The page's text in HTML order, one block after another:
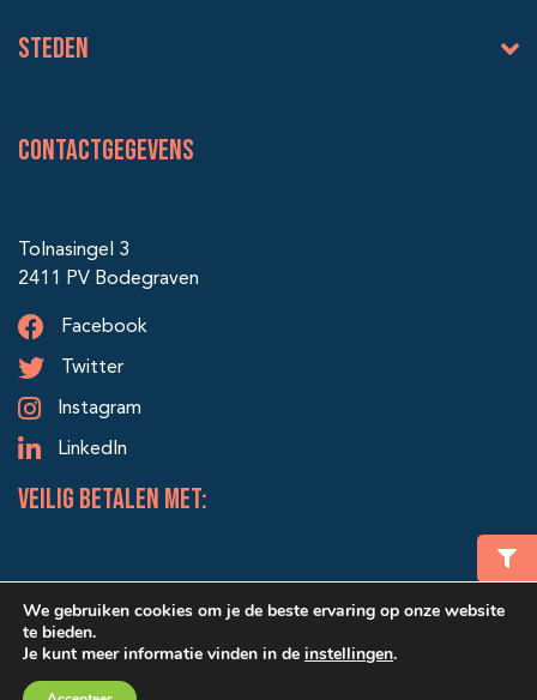
Steden
Contactgegevens
Tolnasingel 3
2411 PV Bodegraven
Facebook
Twitter
Instagram
LinkedIn
veilig betalen met:
© 2026 Alle rechten voorbehouden | Ontwerp & realisatie:
We gebruiken cookies om je de beste ervaring op onze website
te bieden.
Je kunt meer informatie vinden in de instellingen.